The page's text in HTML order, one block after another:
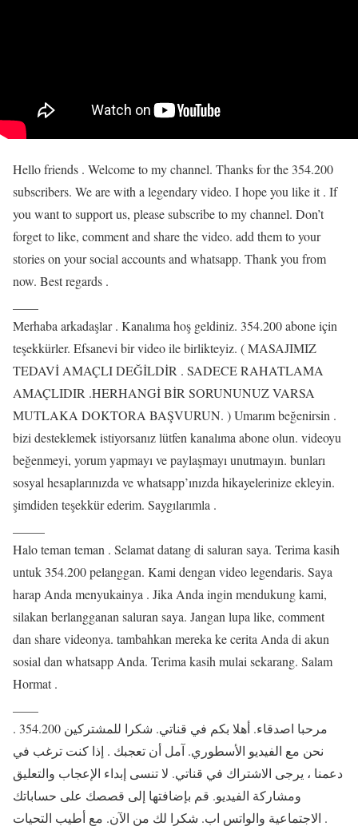
Hello friends . Welcome to my channel. Thanks for the 354.200
subscribers. We are with a legendary video. I hope you like it . If
you want to support us, please subscribe to my channel. Don’t
forget to like, comment and share the video. add them to your
stories on your social accounts and whatsapp. Thank you from
now. Best regards .
Merhaba arkadaşlar . Kanalıma hoş geldiniz. 354.200 abone için
teşekkürler. Efsanevi bir video ile birlikteyiz. ( MASAJIMIZ
TEDAVİ AMAÇLI DEĞİLDİR . SADECE RAHATLAMA
AMAÇLIDIR .HERHANGİ BİR SORUNUNUZ VARSA
MUTLAKA DOKTORA BAŞVURUN. ) Umarım beğenirsin .
bizi desteklemek istiyorsanız lütfen kanalıma abone olun. videoyu
beğenmeyi, yorum yapmayı ve paylaşmayı unutmayın. bunları
sosyal hesaplarınızda ve whatsapp’ınızda hikayelerinize ekleyin.
şimdiden teşekkür ederim. Saygılarımla .
Halo teman teman . Selamat datang di saluran saya. Terima kasih
untuk 354.200 pelanggan. Kami dengan video legendaris. Saya
harap Anda menyukainya . Jika Anda ingin mendukung kami,
silakan berlangganan saluran saya. Jangan lupa like, comment
dan share videonya. tambahkan mereka ke cerita Anda di akun
sosial dan whatsapp Anda. Terima kasih mulai sekarang. Salam
Hormat .
مرحبا اصدقاء. أهلا بكم في قناتي. شكرا للمشتركين 354.200 .
نحن مع الفيديو الأسطوري. آمل أن تعجبك . إذا كنت ترغب في
دعمنا ، يرجى الاشتراك في قناتي. لا تنسى إبداء الإعجاب والتعليق
ومشاركة الفيديو. قم بإضافتها إلى قصصك على حساباتك
الاجتماعية والواتس اب. شكرا لك من الآن. مع أطيب التحيات .